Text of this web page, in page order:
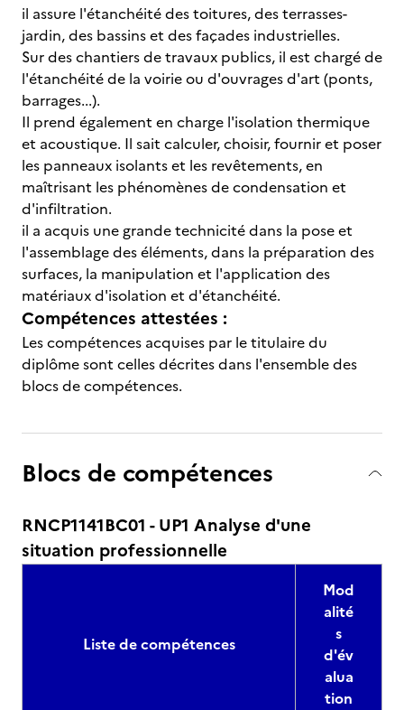
il assure l'étanchéité des toitures, des terrasses-
jardin, des bassins et des façades industrielles.
Sur des chantiers de travaux publics, il est chargé de
l'étanchéité de la voirie ou d'ouvrages d'art (ponts,
barrages...).
Il prend également en charge l'isolation thermique
et acoustique. Il sait calculer, choisir, fournir et poser
les panneaux isolants et les revêtements, en
maîtrisant les phénomènes de condensation et
d'infiltration.
il a acquis une grande technicité dans la pose et
l'assemblage des éléments, dans la préparation des
surfaces, la manipulation et l'application des
matériaux d'isolation et d'étanchéité.
Compétences attestées :
Les compétences acquises par le titulaire du
diplôme sont celles décrites dans l'ensemble des
blocs de compétences.
Blocs de compétences
RNCP1141BC01 - UP1 Analyse d'une
situation professionnelle
Liste de compétences
Mod
alité
s
d'év
alua
tion